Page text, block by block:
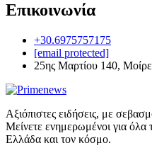
Επικοινωνία
+30.6975757175
[email protected]
25ης Μαρτίου 140,
Αξιόπιστες ειδήσεις, με
Μείνετε ενημερωμένοι για όλα
Ελλάδα και τον κόσμο.